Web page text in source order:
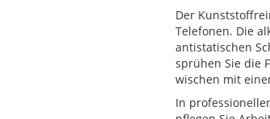
Der
Telefonen. Die
antistatischen
sprühen Sie die
wischen mit
In